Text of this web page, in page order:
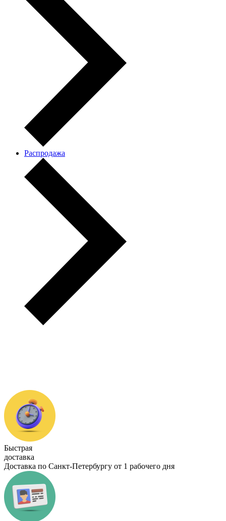
Распродажа
Быстрая
доставка
Доставка по Санкт-Петербургу от 1 рабочего дня